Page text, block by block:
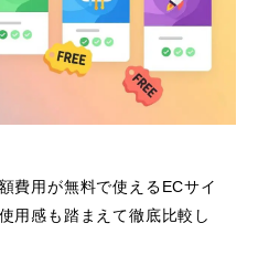
費用が無料で使えるECサイ
用感も踏まえて徹底比較し